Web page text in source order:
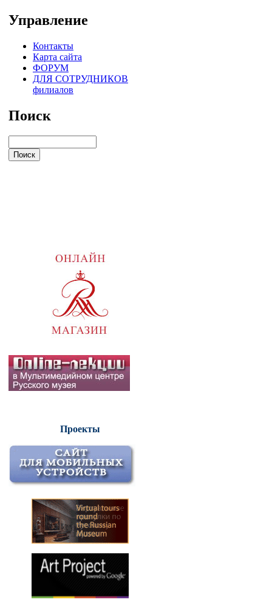
Управление
Контакты
Карта сайта
ФОРУМ
ДЛЯ СОТРУДНИКОВ
филиалов
Поиск
Проекты